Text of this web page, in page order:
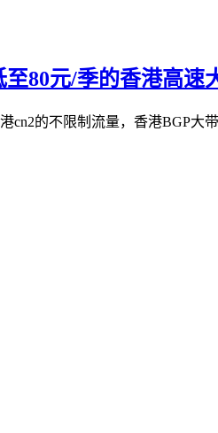
80元/季的香港高速
cn2的不限制流量，香港BGP